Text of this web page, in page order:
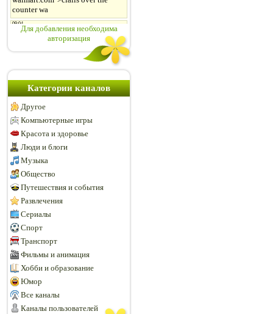
Для добавления необходима
авторизация
Категории каналов
Другое
Компьютерные игры
Красота и здоровье
Люди и блоги
Музыка
Общество
Путешествия и события
Развлечения
Сериалы
Спорт
Транспорт
Фильмы и анимация
Хобби и образование
Юмор
Все каналы
Каналы пользователей